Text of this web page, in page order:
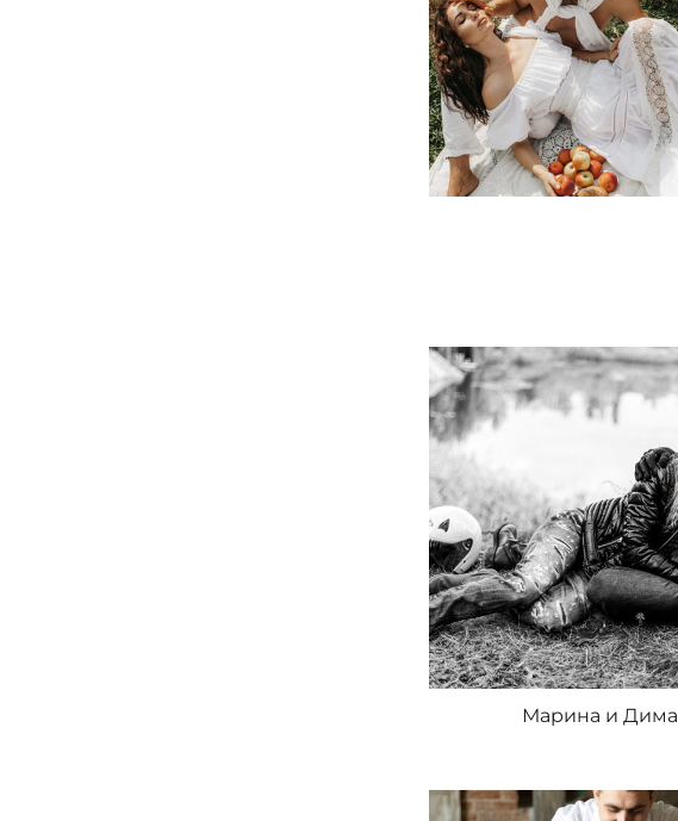
Марина и Дима